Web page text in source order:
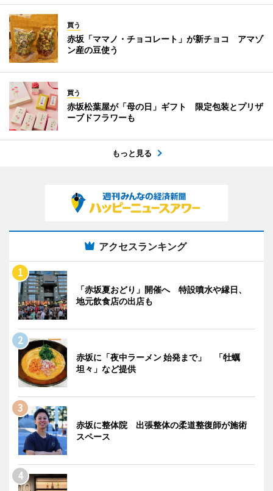
買う
赤坂「ママノ・チョコレート」が新チョコ アマゾ
ン産の豆使う
買う
赤坂松葉屋が「母の日」ギフト 限定包装とプリザ
ーブドフラワーも
もっと見る
アクセスランキング
「赤坂夏おどり」開催へ 特設噴水や縁日、
地元飲食店の出店も
赤坂に「夜中ラーメン 始発まで」 「牡蠣
坦々」など提供
赤坂に整体院 出張整体の柔道整復師が施術
スペース